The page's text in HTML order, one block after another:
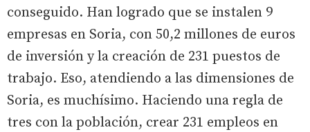
conseguido. Han logrado que se instalen 9
empresas en Soria, con 50,2 millones de euros
de inversión y la creación de 231 puestos de
trabajo. Eso, atendiendo a las dimensiones de
Soria, es muchísimo. Haciendo una regla de
tres con la población, crear 231 empleos en